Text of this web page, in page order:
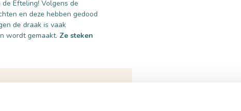
Efteling! Volgens de
en deze hebben gedood
de draak is vaak
wordt gemaakt. Ze steken